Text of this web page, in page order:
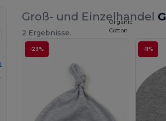
Groß- und Einzelhandel
2 Ergebnisse.
-23% -11%
Organic
Cotton